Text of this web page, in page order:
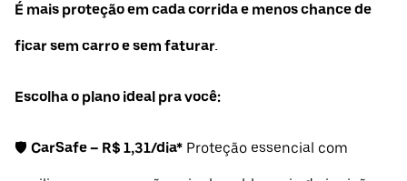
É mais proteção em cada corrida e menos chance de
ficar sem carro e sem faturar.
Escolha o plano ideal pra você:
🛡️ CarSafe – R$ 1,31/dia* Proteção essencial com